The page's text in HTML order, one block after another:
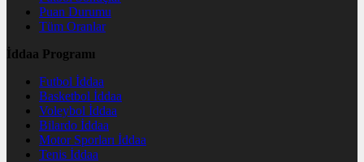
Puan Durumu
Tüm Oranlar
İddaa Programı
Futbol İddaa
Basketbol İddaa
Voleybol İddaa
Bilardo İddaa
Motor Sporları İddaa
Tenis İddaa